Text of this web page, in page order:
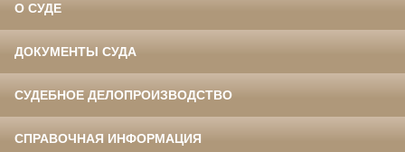
О СУДЕ
ДОКУМЕНТЫ СУДА
СУДЕБНОЕ ДЕЛОПРОИЗВОДСТВО
СПРАВОЧНАЯ ИНФОРМАЦИЯ